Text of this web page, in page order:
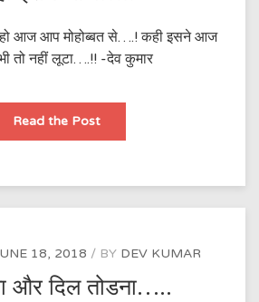
हो आज आप मोहोब्बत से….! कही इसने आज
तो नहीं लूटा….!! -देव कुमार
Read the Postकही
आज…..
18, 2018 BY DEV KUMAR
और दिल तोडना…..